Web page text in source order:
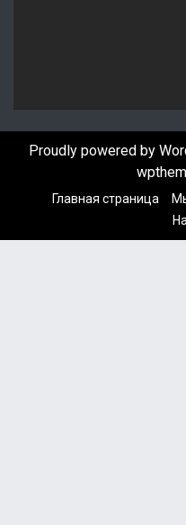
Proudly powered by
Главная страница